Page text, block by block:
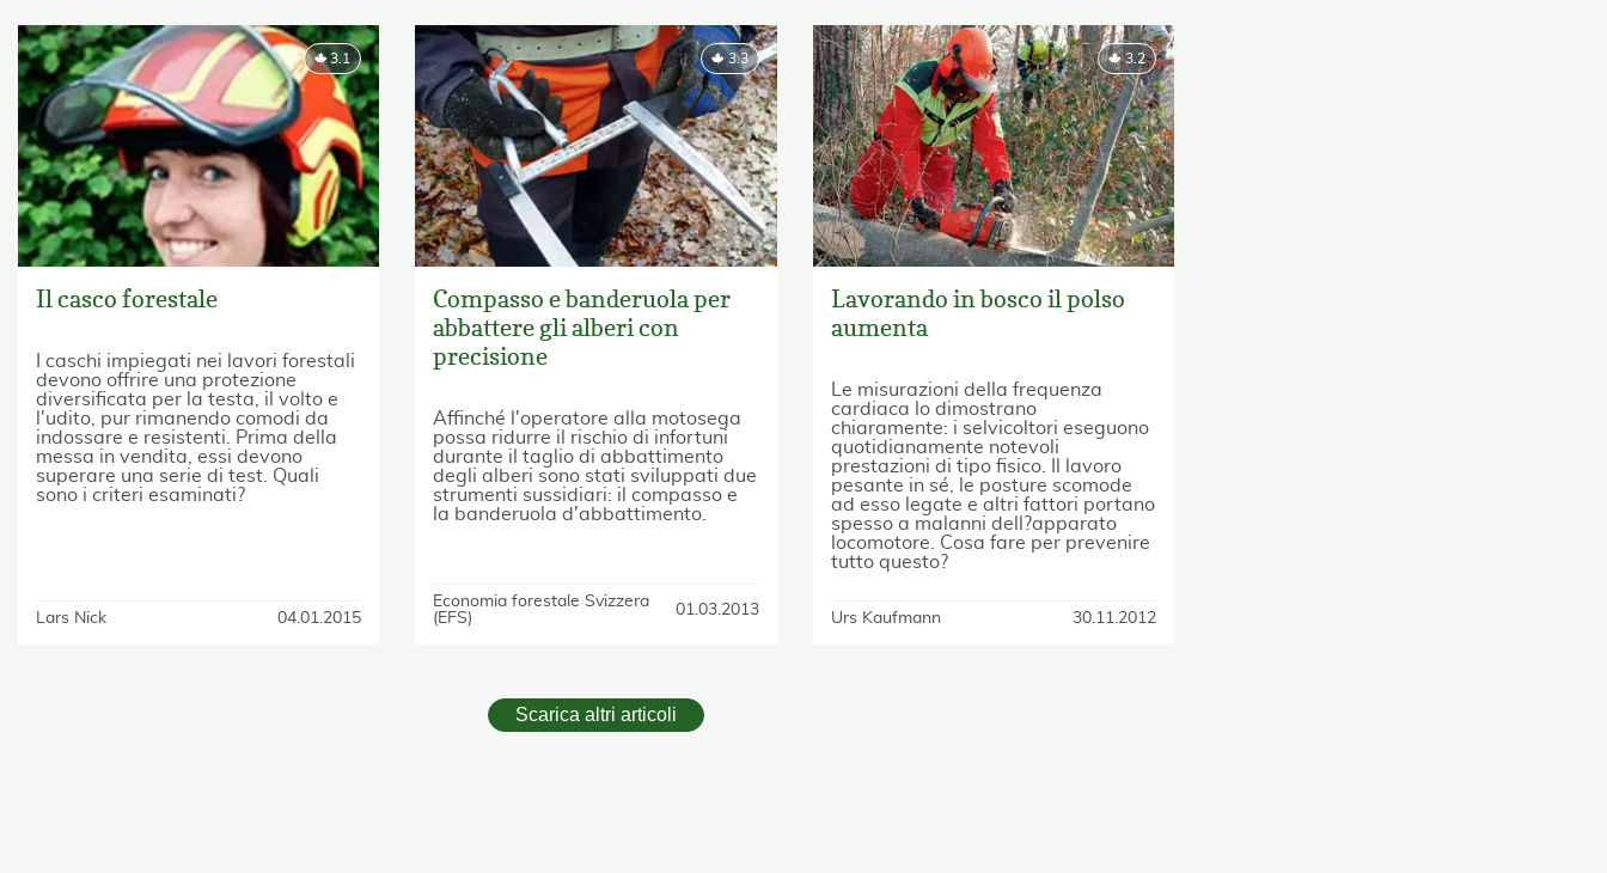
Il casco forestale
I caschi impiegati nei lavori forestali
devono offrire una protezione
diversificata per la testa, il volto e
l'udito, pur rimanendo comodi da
indossare e resistenti. Prima della
messa in vendita, essi devono
superare una serie di test. Quali
sono i criteri esaminati?
Lars Nick 04.01.2015
3.1
Compasso e banderuola per
abbattere gli alberi con
precisione
Affinché l'operatore alla motosega
possa ridurre il rischio di infortuni
durante il taglio di abbattimento
degli alberi sono stati sviluppati due
strumenti sussidiari: il compasso e
la banderuola d'abbattimento.
Economia forestale Svizzera
(EFS)
01.03.2013
3.3
Lavorando in bosco il polso
aumenta
Le misurazioni della frequenza
cardiaca lo dimostrano
chiaramente: i selvicoltori eseguono
quotidianamente notevoli
prestazioni di tipo fisico. Il lavoro
pesante in sé, le posture scomode
ad esso legate e altri fattori portano
spesso a malanni dell?apparato
locomotore. Cosa fare per prevenire
tutto questo?
Urs Kaufmann 30.11.2012
3.2
Scarica altri articoli